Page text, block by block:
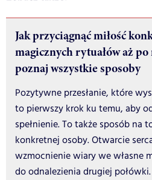
Jak przyciągnąć miłość
magicznych rytuałów aż
poznaj wszystkie sposoby
Pozytywne przesłanie, które
to pierwszy krok ku temu, aby
spełnienie. To także sposób na
konkretnej osoby. Otwarcie
wzmocnienie wiary we własne
do odnalezienia drugiej